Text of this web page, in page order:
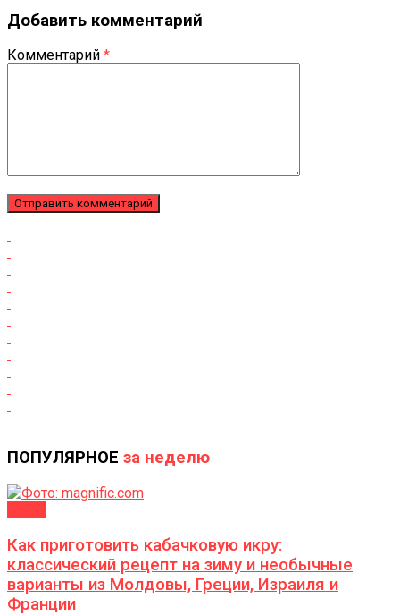
Добавить комментарий
Комментарий *
ПОПУЛЯРНОЕ за неделю
Как приготовить кабачковую икру:
классический рецепт на зиму и необычные
варианты из Молдовы, Греции, Израиля и
Франции